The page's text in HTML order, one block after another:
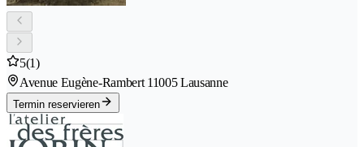
5(1)
Avenue Eugène-Rambert 11005 Lausanne
Termin reservieren